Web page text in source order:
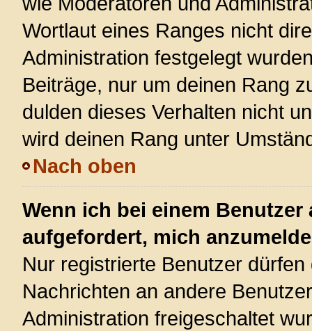
Wortlaut eines Ranges nicht
Administration festgelegt
Beiträge, nur um deinen Rang
dulden dieses Verhalten nicht
wird deinen Rang unter
Nach oben
Wenn ich bei einem
aufgefordert, mich
Nur registrierte Benutzer
Nachrichten an andere
Administration freigeschaltet